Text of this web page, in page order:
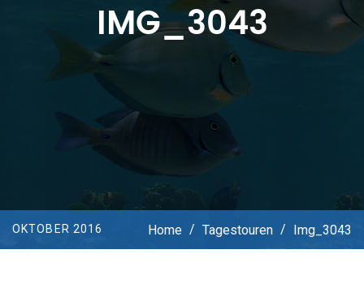
IMG_3043
OKTOBER 2016 Home / Tagestouren / Img_3043